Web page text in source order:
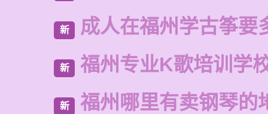
新 成人在福州学古筝要
新 福州专业K歌培训学
新 福州哪里有卖钢琴的